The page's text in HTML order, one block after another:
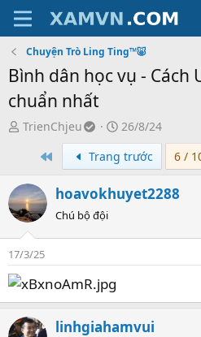
Chuyện Trò Ling Ting™🐷
Bình dân học vụ - Cách
chuẩn nhất
T
ở
i
TrienChjeu
S
t
a
t
e
26/8/24
Trang trước 6 /
hoavokhuyet2288
Chú bộ đội
17/3/25
linhgiahamvui